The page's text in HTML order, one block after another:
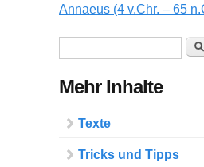
Mehr Inhalte
Texte
Tricks und Tipps